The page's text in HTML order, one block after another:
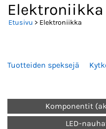
Elektroniikka
Etusivu > Elektroniikka
Tuotteiden speksejä
Komponentit
LED-